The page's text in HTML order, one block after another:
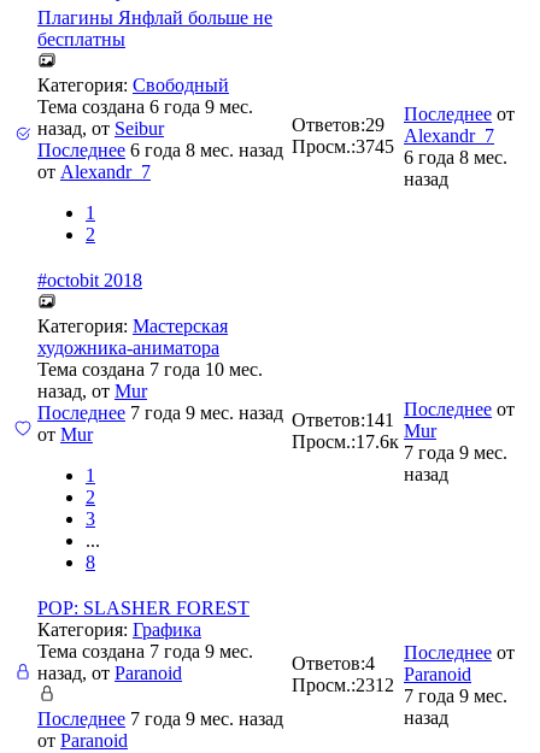
Плагины Янфлай больше не
бесплатны
Категория: Свободный
Тема создана 6 года 9 мес.
назад, от Seibur
Последнее 6 года 8 мес. назад
от Alexandr_7
1
2
Ответов:29
Просм.:3745
Последнее от
Alexandr_7
6 года 8 мес.
назад
#octobit 2018
Категория: Мастерская
художника-аниматора
Тема создана 7 года 10 мес.
назад, от Mur
Последнее 7 года 9 мес. назад
от Mur
1
2
3
...
8
Ответов:141
Просм.:17.6к
Последнее от
Mur
7 года 9 мес.
назад
POP: SLASHER FOREST
Категория: Графика
Тема создана 7 года 9 мес.
назад, от Paranoid
Последнее 7 года 9 мес. назад
от Paranoid
Ответов:4
Просм.:2312
Последнее от
Paranoid
7 года 9 мес.
назад